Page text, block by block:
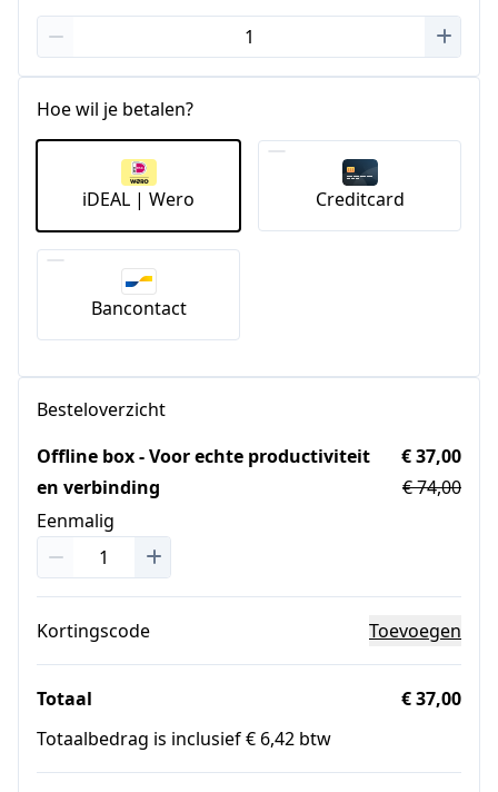
Hoe wil je betalen?
iDEAL | Wero Creditcard
Bancontact
Besteloverzicht
Offline box - Voor echte productiviteit
en verbinding
Eenmalig
€ 37,00
€ 74,00
Kortingscode Toevoegen
Totaal
€ 37,00
Totaalbedrag is inclusief € 6,42 btw